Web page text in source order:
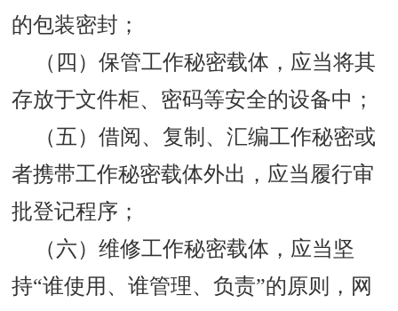
的包装密封；
（四）保管工作秘密载体，应当将其
存放于文件柜、密码等安全的设备中；
（五）借阅、复制、汇编工作秘密或
者携带工作秘密载体外出，应当履行审
批登记程序；
（六）维修工作秘密载体，应当坚
持“谁使用、谁管理、负责”的原则，网